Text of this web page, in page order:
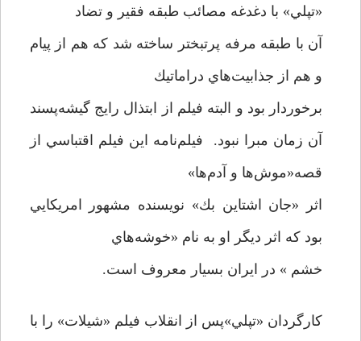
«تپلي» با دغدغه مصائب طبقه فقير و تضاد
آن با طبقه مرفه پرتبختر ساخته شد كه هم از پيام
و هم از جذابيت‌هاي دراماتيك
برخوردار بود و البته فيلم از ابتذال رايج گيشه‌پسند
آن زمان مبرا نبود. فيلم‌نامه این فیلم اقتباسي از
قصه«موش‌ها و آدم‌ها»
اثر «جان اشتاين بك» نويسنده مشهور امريكايي
بود كه اثر ديگر او به نام «خوشه‌هاي
خشم » در ايران بسيار معروف است.
كارگردان «تپلي»پس از انقلاب فيلم «شيلات» را با